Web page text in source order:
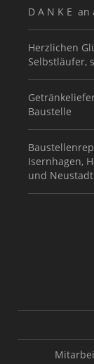
D A N K E an
Herzlichen
Selbstläufer,
Baustelle
Isernhagen,
und Neustadt